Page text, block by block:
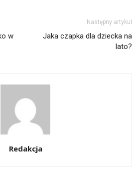
w
Następny artykuł
Jaka czapka dla dziecka na
lato?
Redakcja